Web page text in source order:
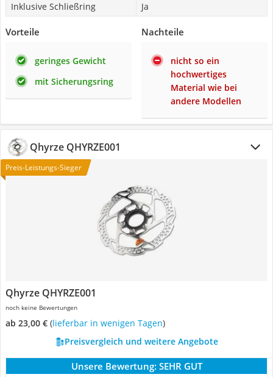
Inklusive Schließring
Ja
Vorteile
geringes Gewicht
mit Sicherungsring
Nachteile
nicht so ein
hochwertiges
Material wie bei
andere Modellen
Qhyrze QHYRZE001
Preis-Leistungs-Sieger
Qhyrze QHYRZE001
noch keine Bewertungen
ab 23,00 € ( Lieferbar in wenigen Tagen)
Preisvergleich und weitere Angebote
Unsere Bewertung: SEHR GUT